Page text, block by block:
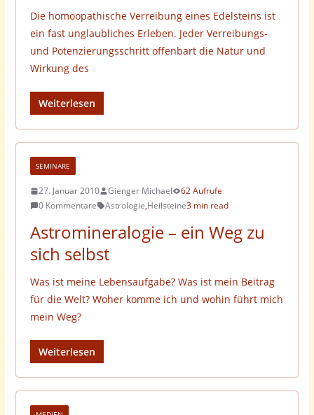
Die homöopathische Verreibung eines Edelsteins ist
ein fast unglaubliches Erleben. Jeder Verreibungs-
und Potenzierungsschritt offenbart die Natur und
Wirkung des
Weiterlesen
SEMINARE
27. Januar 2010 Gienger Michael
62 Aufrufe
0 Kommentare
Astrologie,Heilsteine3 min read
Astromineralogie – ein Weg zu
sich selbst
Was ist meine Lebensaufgabe? Was ist mein Beitrag
für die Welt? Woher komme ich und wohin führt mich
mein Weg?
Weiterlesen